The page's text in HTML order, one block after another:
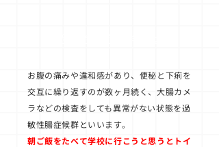
お腹の痛みや違和感があり、便秘と下痢を
交互に繰り返すのが数ヶ月続く、大腸カメ
ラなどの検査をしても異常がない状態を過
敏性腸症候群といいます。
朝ご飯をたべて学校に行こうと思うとトイ